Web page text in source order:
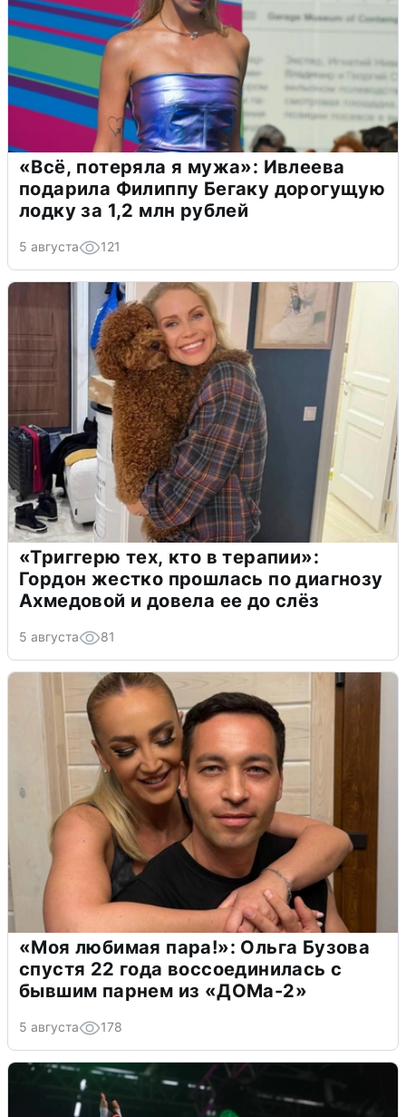
«Всё, потеряла я мужа»: Ивлеева
подарила Филиппу Бегаку дорогущую
лодку за 1,2 млн рублей
5 августа 121
«Триггерю тех, кто в терапии»:
Гордон жестко прошлась по диагнозу
Ахмедовой и довела ее до слёз
5 августа 81
«Моя любимая пара!»: Ольга Бузова
спустя 22 года воссоединилась с
бывшим парнем из «ДОМа-2»
5 августа 178